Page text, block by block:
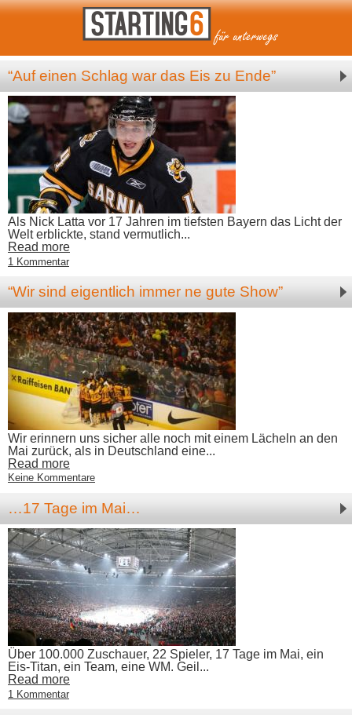
“Auf einen Schlag war das Eis zu Ende”
Als Nick Latta vor 17 Jahren im tiefsten Bayern das Licht der
Welt erblickte, stand vermutlich...
Read more
1 Kommentar
“Wir sind eigentlich immer ne gute Show”
Wir erinnern uns sicher alle noch mit einem Lächeln an den
Mai zurück, als in Deutschland eine...
Read more
Keine Kommentare
…17 Tage im Mai…
Über 100.000 Zuschauer, 22 Spieler, 17 Tage im Mai, ein
Eis-Titan, ein Team, eine WM. Geil...
Read more
1 Kommentar